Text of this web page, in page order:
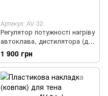
Артикул: AV-32
Регулятор потужності нагріву
автоклава, дистилятора (до
3,5 кВт)
1 900 грн